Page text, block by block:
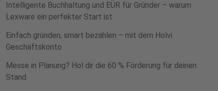
Intelligente Buchhaltung und EÜR für Gründer – warum
Lexware ein perfekter Start ist
Einfach gründen, smart bezahlen – mit dem Holvi
Geschäftskonto
Messe in Planung? Hol dir die 60 % Förderung für deinen
Stand